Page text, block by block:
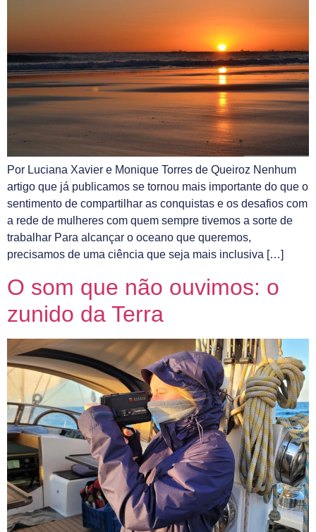
Por Luciana Xavier e Monique Torres de Queiroz Nenhum
artigo que já publicamos se tornou mais importante do que o
sentimento de compartilhar as conquistas e os desafios com
a rede de mulheres com quem sempre tivemos a sorte de
trabalhar Para alcançar o oceano que queremos,
precisamos de uma ciência que seja mais inclusiva […]
O som que não ouvimos: o
zunido da Terra